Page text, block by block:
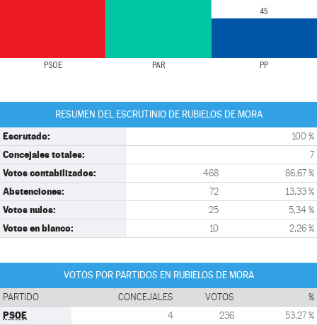
PSOE PAR PP
45
RESUMEN DEL ESCRUTINIO DE RUBIELOS DE MORA
Escrutado: 100 %
Concejales totales: 7
Votos contabilizados: 468 86,67 %
Abstenciones: 72 13,33 %
Votos nulos: 25 5,34 %
Votos en blanco: 10 2,26 %
VOTOS POR PARTIDOS EN RUBIELOS DE MORA
PARTIDO CONCEJALES VOTOS %
PSOE 4 236 53,27 %